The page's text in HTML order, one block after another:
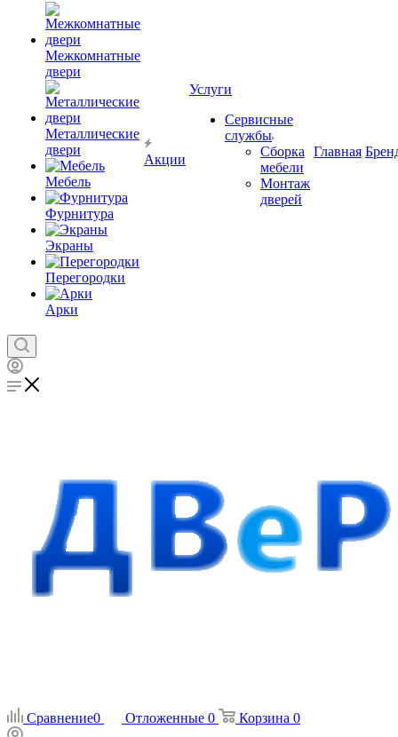
Межкомнатные
двери
Металлические
двери
Мебель
Фурнитура
Экраны
Перегородки
Арки
Акции
Услуги
Сервисные
службы
Сборка
мебели
Монтаж
дверей
Главная
Сравнение0 Отложенные 0 Корзина 0